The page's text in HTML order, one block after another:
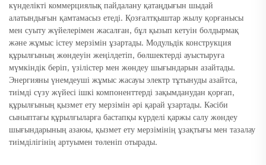
күнделікті коммерциялық пайдалану қатаңдығын шыдай
алатындығын қамтамасыз етеді. Қозғалтқыштар жылу қорғанысы
мен суыту жүйелерімен жасалған, бұл қызып кетуін болдырмақ
және жұмыс істеу мерзімін ұзартады. Модульдік конструкция
құрылғының жөндеуін жеңілдетіп, бөлшектерді ауыстыруға
мүмкіндік беріп, үзілістер мен жөндеу шығындарын азайтады.
Энергияны үнемдеуші жұмыс жасауы электр тұтынуды азайтса,
тиімді сүзу жүйесі ішкі компоненттерді зақымданудан қорғап,
құрылғының қызмет ету мерзімін әрі қарай ұзартады. Кәсіби
сыныптағы құрылғыларға бастапқы күрделі қаржы салу жөндеу
шығындарының азаюы, қызмет ету мерзімінің ұзақтығы мен тазалау
тиімділігінің артуымен төленіп отырады.